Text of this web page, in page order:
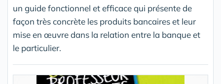
un guide fonctionnel et efficace qui présente de
façon très concrète les produits bancaires et leur
mise en œuvre dans la relation entre la banque et
le particulier.